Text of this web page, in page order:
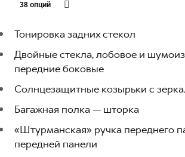
38 опций
Тонировка задних стекол
Двойные стекла, лобовое и
передние боковые
Солнцезащитные козырьки с
Багажная полка — шторка
«Штурманская» ручка переднего
передней панели